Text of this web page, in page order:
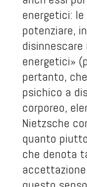
energetici:
potenziare,
energetici»
pertanto,
psichico a
corporeo,
Nietzsche
quanto
che denota